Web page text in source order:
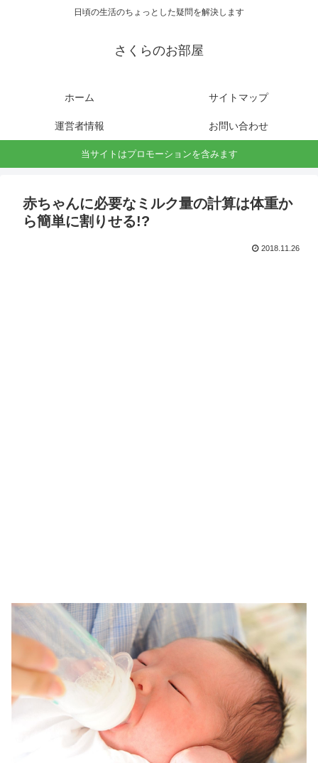
日頃の生活のちょっとした疑問を解決します
さくらのお部屋
ホーム サイトマップ
運営者情報 お問い合わせ
当サイトはプロモーションを含みます
赤ちゃんに必要なミルク量の計算は体重か
ら簡単に割りせる!?
2018.11.26